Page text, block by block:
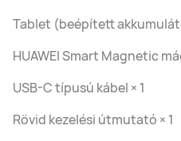
Tablet (beépített
HUAWEI Smart Magnetic
USB-C típusú kábel × 1
Rövid kezelési útmutató × 1